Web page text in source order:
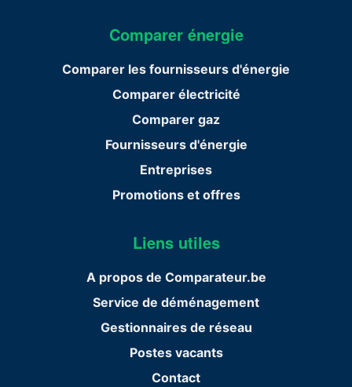
Comparer énergie
Comparer les fournisseurs d'énergie
Comparer électricité
Comparer gaz
Fournisseurs d'énergie
Entreprises
Promotions et offres
Liens utiles
A propos de Comparateur.be
Service de déménagement
Gestionnaires de réseau
Postes vacants
Contact